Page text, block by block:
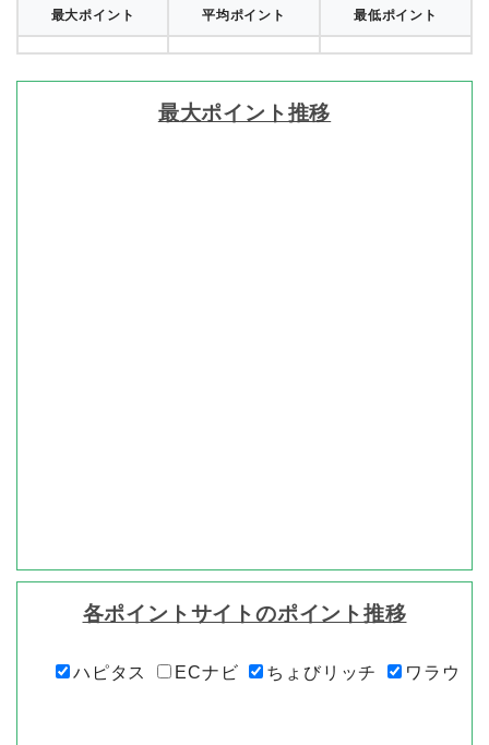
最大ポイント 平均ポイント 最低ポイント
最大ポイント推移
各ポイントサイトのポイント推移
ハピタス ECナビ ちょびリッチ ワラウ